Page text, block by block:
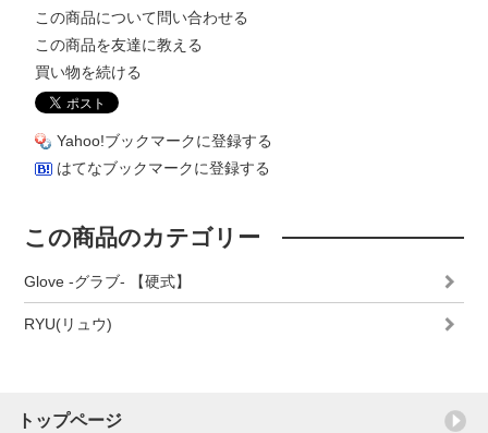
この商品について問い合わせる
この商品を友達に教える
買い物を続ける
Yahoo!ブックマークに登録する
はてなブックマークに登録する
この商品のカテゴリー
Glove -グラブ- 【硬式】
RYU(リュウ)
トップページ